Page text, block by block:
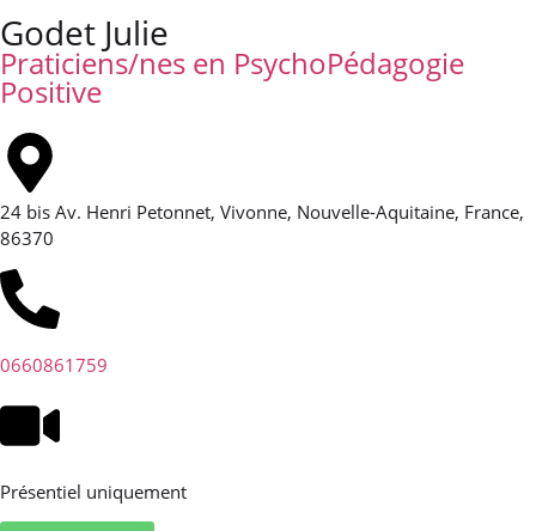
Godet Julie
Praticiens/nes en PsychoPédagogie
Positive
24 bis Av. Henri Petonnet, Vivonne, Nouvelle-Aquitaine, France,
86370
0660861759
Présentiel uniquement